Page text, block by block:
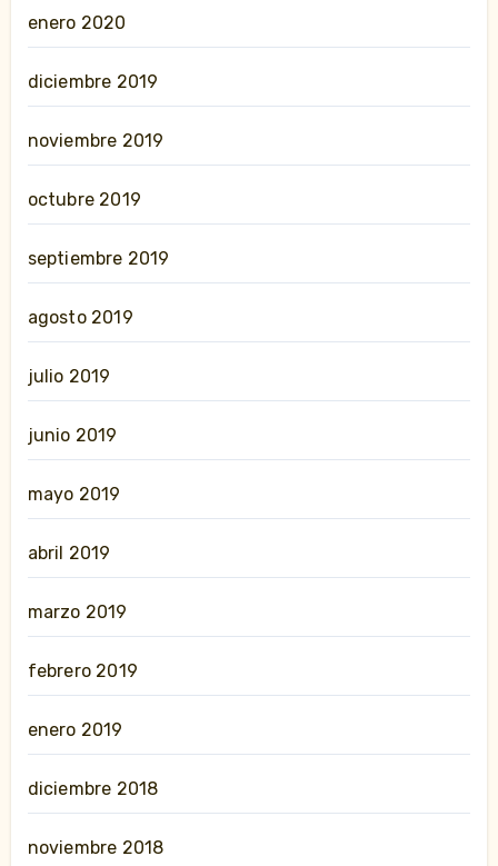
enero 2020
diciembre 2019
noviembre 2019
octubre 2019
septiembre 2019
agosto 2019
julio 2019
junio 2019
mayo 2019
abril 2019
marzo 2019
febrero 2019
enero 2019
diciembre 2018
noviembre 2018